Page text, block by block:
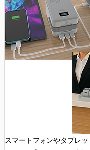
スマートフォンやタブレ